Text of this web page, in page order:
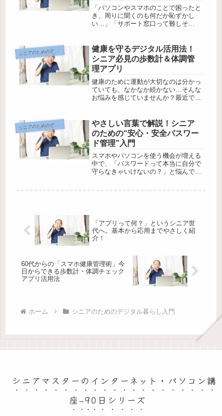
「パソコンやスマホのことで困ったと
き、周りに聞くのも何だか恥ずかし
い…」「サポート窓口って難しそ
はありません。誰でも最初は分からな
くて当たり前。窓口や電話サポート
は、シニア世...
シニアのためのデジタル暮らし入門
健康を守るデジタル活用法！
シニア必見の歩数計＆体調管
理アプリ
健康のために運動が大切なのは分かっ
ていても、なかなか続かない…そんな
お悩みを感じていませんか？最近で
便利なアプリが増えてきました。で
も、「難しそう」「設定に失敗しそ
う」と思...
シニアのためのデジタル暮らし入門
やさしい言葉で解説！シニア
のための“安心・安全パスワー
ド管理”入門
スマホやパソコンを使う機会が増える
中で、「パスワードって本当に自分で
守らなきゃいけないの？」と悩んでい
「アプリって何？」というシニア世
代へ。基本から応用までやさしく紹
介！
60代からの「スマホ健康管理術」今
日からできる歩数計・体調チェック
アプリ活用法
ホーム シニアのためのデジタル暮らし入門
シニアマスターのインターネット・パソコン講
座~90日シリーズ